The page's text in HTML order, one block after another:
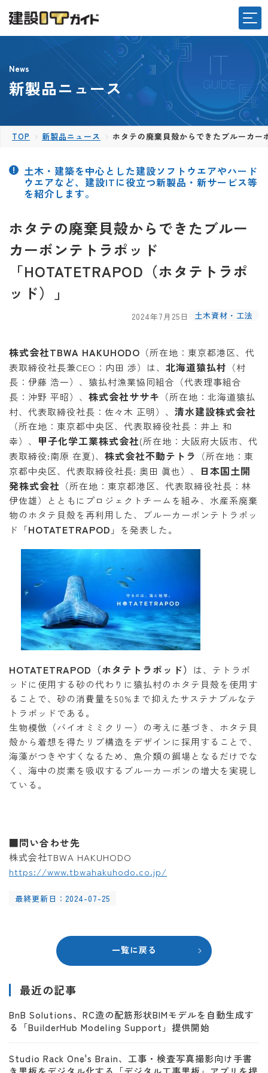
News
新製品ニュース
TOP 新製品ニュース ホタテの廃棄貝殻からできたブルーカ
土木・建築を中心とした建設ソフトウエアやハード
ウエアなど、建設ITに役立つ新製品・新サービス等
を紹介します。
ホタテの廃棄貝殻からできたブルー
カーボンテトラポッド
「HOTATETRAPOD（ホタテトラポ
ッド）」
2024年7月25日 土木資材・工法
株式会社TBWA HAKUHODO （所在地：東京都港区、代
表取締役社長兼CEO：内田 渉）は、 北海道猿払村 （村
長：伊藤 浩一）、猿払村漁業協同組合（代表理事組合
長：沖野 平昭）、 株式会社ササキ （所在地：北海道猿払
村、代表取締役社長：佐々木 正明）、 清水建設株式会社
（所在地：東京都中央区、代表取締役社長：井上 和
幸）、 甲子化学工業株式会社(所在地：大阪府大阪市、代
表取締役:南原 在夏)、 株式会社不動テトラ
（所在地：東
京都中央区、代表取締役社長: 奥田 眞也）、
日本国土開
発株式会社 （所在地：東京都港区、代表取締役社長：林
伊佐雄）とともにプロジェクトチームを組み、水産系廃棄
物のホタテ貝殻を再利用した、ブルーカーボンテトラポッ
ド「HOTATETRAPOD 」を発表した。
HOTATETRAPOD（ホタテトラポッド）
は、テトラポ
ッドに使用する砂の代わりに猿払村のホタテ貝殻を使用す
ることで、砂の消費量を50%まで抑えたサステナブルなテ
トラポッドである。
生物模倣（バイオミミクリー）の考えに基づき、ホタテ貝
殻から着想を得たリブ構造をデザインに採用することで、
海藻がつきやすくなるため、魚介類の餌場となるだけでな
く、海中の炭素を吸収するブルーカーボンの増大を実現し
ている。
■問い合わせ先
株式会社TBWA HAKUHODO
https://www.tbwahakuhodo.co.jp/
最終更新日：2024-07-25
一覧に戻る
最近の記事
BnB Solutions、RC造の配筋形状BIMモデルを自動生成す
る「BuilderHub Modeling Support」提供開始
Studio Rack One's Brain、工事・検査写真撮影向け手書